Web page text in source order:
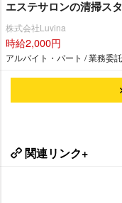
エステサロンの清掃ス
株式会社Luvina
時給2,000円
アルバイト・パート / 業務委
関連リンク+